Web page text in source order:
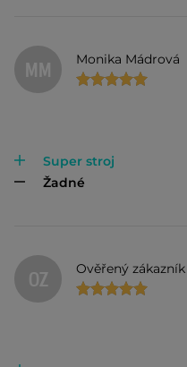
MM Monika Mádrová
Super stroj
Žadné
OZ Ověřený zákazník